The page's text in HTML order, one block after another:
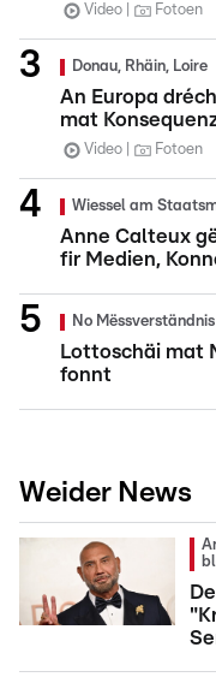
Video Fotoen
Donau, Rhäin, Loire
An Europa
mat
Video Fotoen
Wiessel am
Anne Calteux
fir Medien,
No
Lottoschäi mat
fonnt
Weider News